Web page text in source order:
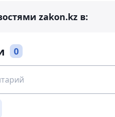
zakon.kz в:
0